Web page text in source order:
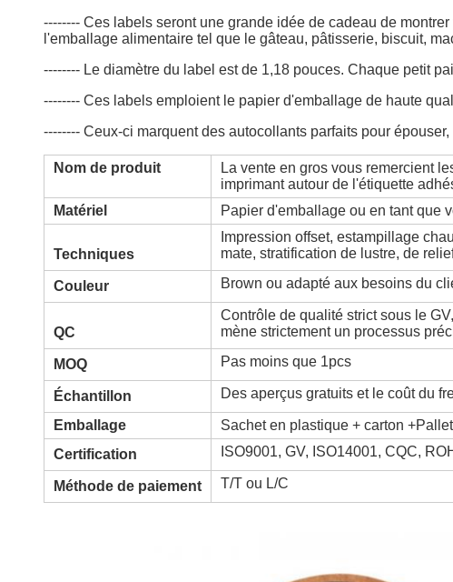
-------- Ces labels seront une grande idée de cadeau de
l'emballage alimentaire tel que le gâteau, pâtisserie, biscuit,
-------- Le diamètre du label est de 1,18 pouces. Chaque petit
-------- Ces labels emploient le papier d'emballage de haute
-------- Ceux-ci marquent des autocollants parfaits pour
Nom de produit
La vente en gros vous remercient
imprimant autour de l'étiquette
Matériel
Papier d'emballage ou en tant que
Techniques
Impression offset, estampillage
mate, stratification de lustre, de
Couleur Brown ou adapté aux besoins du
QC
Contrôle de qualité strict sous le
mène strictement un processus
MOQ Pas moins que 1pcs
Échantillon Des aperçus gratuits et le coût du
Emballage
Sachet en plastique + carton
Certification
ISO9001, GV, ISO14001, CQC,
Méthode de paiement T/T ou L/C